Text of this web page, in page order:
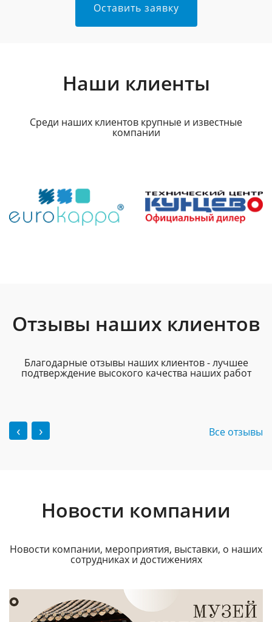
Оставить заявку
Наши клиенты
Среди наших клиентов крупные и известные
компании
Отзывы наших клиентов
Благодарные отзывы наших клиентов - лучшее
подтверждение высокого качества наших работ
‹ › Все отзывы
Новости компании
Новости компании, мероприятия, выставки, о наших
сотрудниках и достижениях